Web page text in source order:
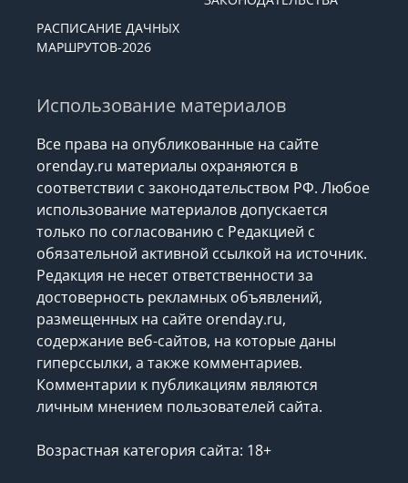
РАСПИСАНИЕ ДАЧНЫХ
МАРШРУТОВ-2026
Использование материалов
Все права на опубликованные на сайте
orenday.ru материалы охраняются в
соответствии с законодательством РФ. Любое
использование материалов допускается
только по согласованию с Редакцией с
обязательной активной ссылкой на источник.
Редакция не несет ответственности за
достоверность рекламных объявлений,
размещенных на сайте orenday.ru,
содержание веб-сайтов, на которые даны
гиперссылки, а также комментариев.
Комментарии к публикациям являются
личным мнением пользователей сайта.
Возрастная категория сайта: 18+